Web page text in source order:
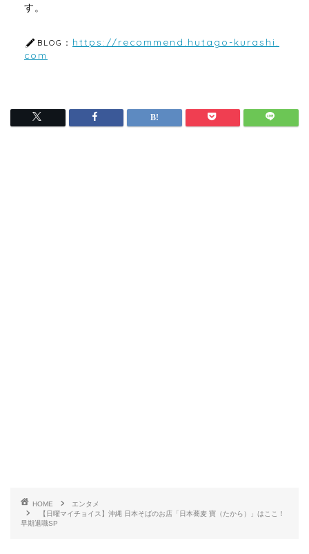
す。
BLOG： https://recommend.hutago-kurashi.
com
HOME
エンタメ
【日曜マイチョイス】沖縄 日本そばのお店「日本蕎麦 寶（たから）」はここ！
早期退職SP